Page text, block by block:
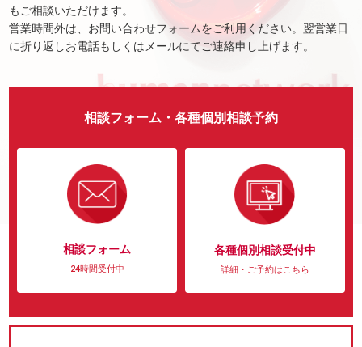
もご相談いただけます。
営業時間外は、お問い合わせフォームをご利用ください。翌営業日
に折り返しお電話もしくはメールにてご連絡申し上げます。
相談フォーム・各種個別相談予約
相談フォーム
24時間受付中
各種個別相談受付中
詳細・ご予約はこちら